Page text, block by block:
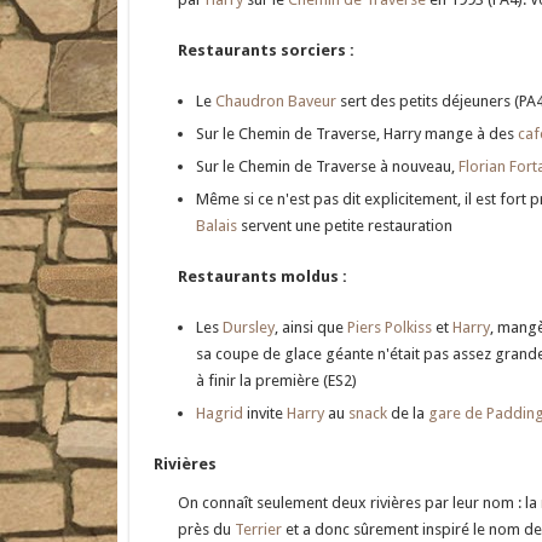
Restaurants sorciers :
Le Chaudron Baveur sert des petits déjeuners
Sur le Chemin de Traverse, Harry mange à des
Sur le Chemin de Traverse à nouveau, Florian
Même si ce n'est pas dit explicitement, il est fort
Balais servent une petite restauration
Restaurants moldus :
Les Dursley, ainsi que Piers Polkiss et Harry,
sa coupe de glace géante n'était pas assez
à finir la première (ES2)
Hagrid invite Harry au snack de la gare de
Rivières
On connaît seulement deux rivières par leur nom : la
près du Terrier et a donc sûrement inspiré le nom